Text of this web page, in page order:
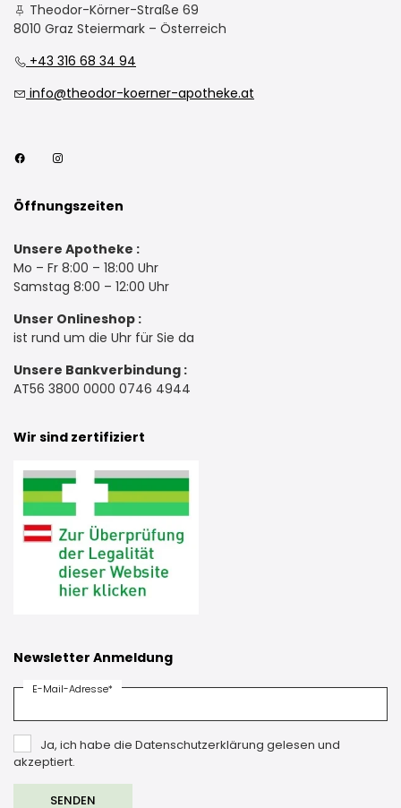
Theodor-Körner-Straße 69
8010 Graz Steiermark – Österreich
+43 316 68 34 94
info@theodor-koerner-apotheke.at
Öffnungszeiten
Unsere Apotheke :
Mo – Fr 8:00 – 18:00 Uhr
Samstag 8:00 – 12:00 Uhr
Unser Onlineshop :
ist rund um die Uhr für Sie da
Unsere Bankverbindung :
AT56 3800 0000 0746 4944
Wir sind zertifiziert
Newsletter Anmeldung
E-Mail-Adresse*
Ja, ich habe die Datenschutzerklärung gelesen und
akzeptiert.